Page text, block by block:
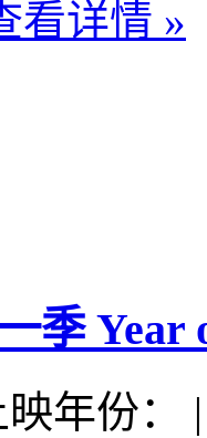
看详情 »
季 Year
映年份：
|